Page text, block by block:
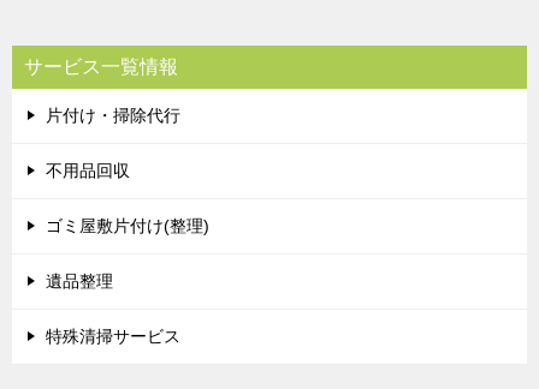
サービス一覧情報
片付け・掃除代行
不用品回収
ゴミ屋敷片付け(整理)
遺品整理
特殊清掃サービス